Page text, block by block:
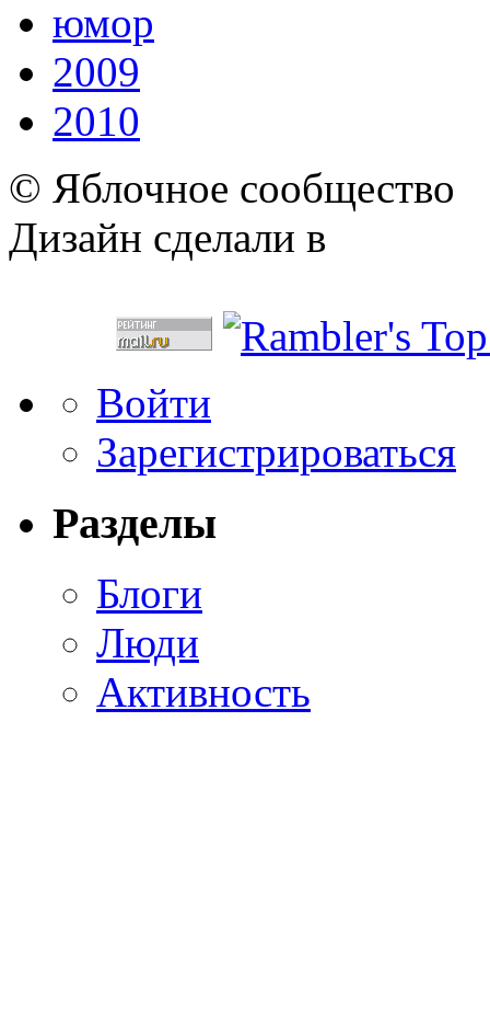
юмор
2009
2010
© Яблочное сообщество
Дизайн сделали в
Войти
Зарегистрироваться
Разделы
Блоги
Люди
Активность